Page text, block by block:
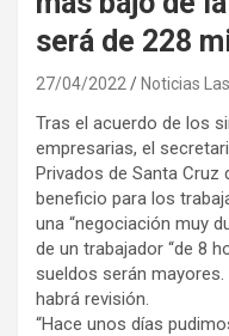
será de 228
27/04/2022 Noticias
Tras el acuerdo de los
empresarias, el
Privados de Santa Cruz
beneficio para los
una “negociación muy
de un trabajador “de 8
sueldos serán
habrá revisión.
“Hace unos días